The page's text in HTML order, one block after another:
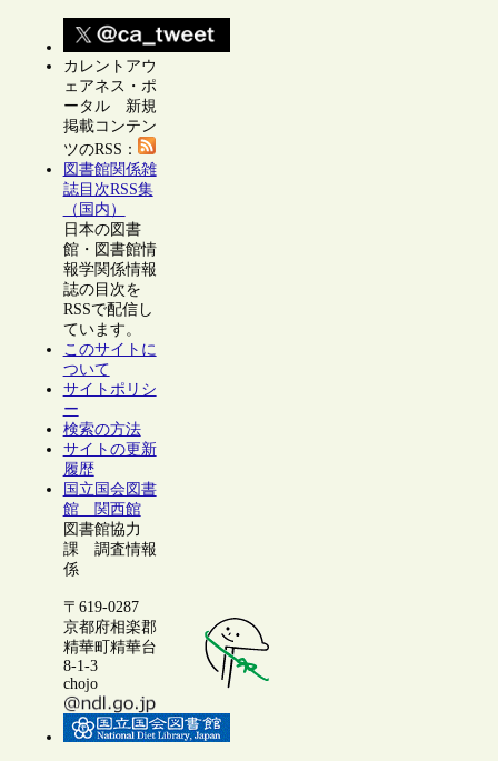
カレントアウ
ェアネス・ポ
ータル 新規
掲載コンテン
ツのRSS：
図書館関係雑
誌目次RSS集
（国内）
日本の図書
館・図書館情
報学関係情報
誌の目次を
RSSで配信し
ています。
このサイトに
ついて
サイトポリシ
ー
検索の方法
サイトの更新
履歴
国立国会図書
館 関西館
図書館協力
課 調査情報
係
〒619-0287
京都府相楽郡
精華町精華台
8-1-3
chojo